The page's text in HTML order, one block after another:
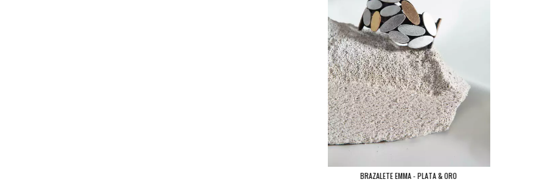
BRAZALETE EMMA - PLATA & ORO